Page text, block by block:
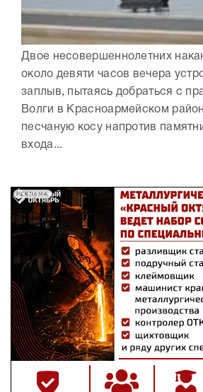
Двое несовершеннолетних
около девяти часов вечера
заплыв, пытаясь добраться с
Волги в Красноармейском
песчаную косу напротив
входа...
РЕКЛАМА